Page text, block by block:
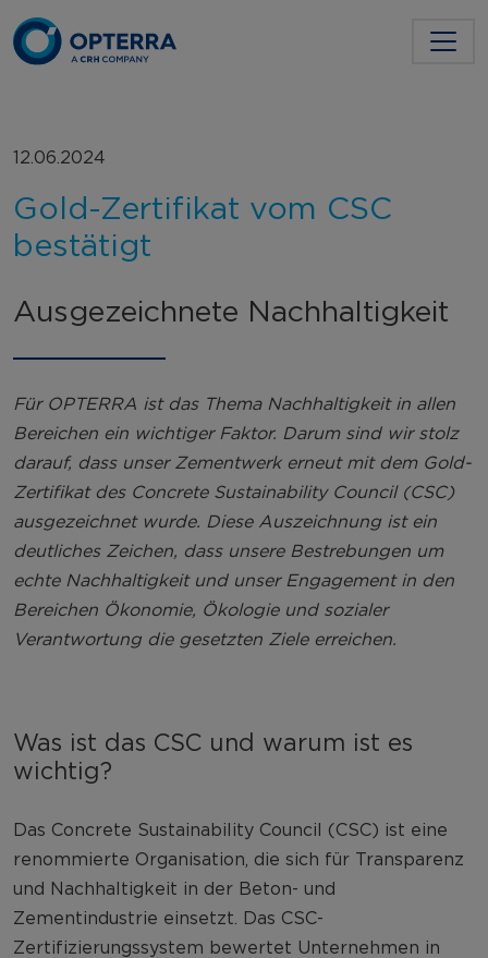
12.06.2024
Gold-Zertifikat vom CSC
bestätigt
Ausgezeichnete Nachhaltigkeit
Für OPTERRA ist das Thema Nachhaltigkeit in allen
Bereichen ein wichtiger Faktor. Darum sind wir stolz
darauf, dass unser Zementwerk erneut mit dem Gold-
Zertifikat des Concrete Sustainability Council (CSC)
ausgezeichnet wurde. Diese Auszeichnung ist ein
deutliches Zeichen, dass unsere Bestrebungen um
echte Nachhaltigkeit und unser Engagement in den
Bereichen Ökonomie, Ökologie und sozialer
Verantwortung die gesetzten Ziele erreichen.
Was ist das CSC und warum ist es
wichtig?
Das Concrete Sustainability Council (CSC) ist eine
renommierte Organisation, die sich für Transparenz
und Nachhaltigkeit in der Beton- und
Zementindustrie einsetzt. Das CSC-
Zertifizierungssystem bewertet Unternehmen in